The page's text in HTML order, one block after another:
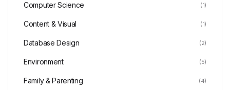
Computer Science (1)
Content & Visual (1)
Database Design (2)
Environment (5)
Family & Parenting (4)